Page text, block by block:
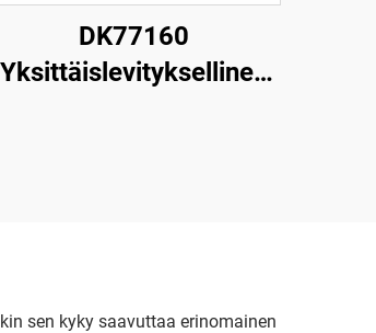
DK77160
Yksittäislevityksellinen
sen kyky saavuttaa erinomainen